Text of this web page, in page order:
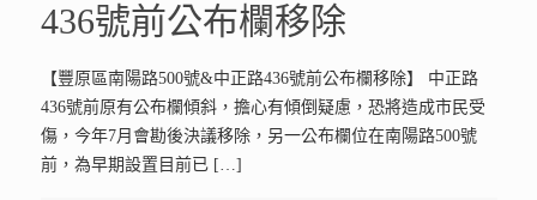
436號前公布欄移除
【豐原區南陽路500號&中正路436號前公布欄移除】 中正路
436號前原有公布欄傾斜，擔心有傾倒疑慮，恐將造成市民受
傷，今年7月會勘後決議移除，另一公布欄位在南陽路500號
前，為早期設置目前已[…]